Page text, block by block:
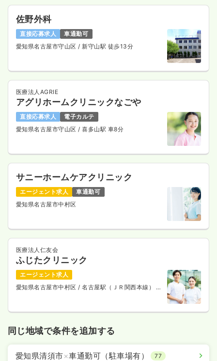
佐野外科
直接応募求人
車通勤可
愛知県名古屋市守山区/ 新守山駅 徒歩13分
医療法人AGRIE
アグリホームクリニックなごや
直接応募求人
電子カルテ
愛知県名古屋市守山区/ 喜多山駅 車8分
サニーホームケアクリニック
エージェント求人
車通勤可
愛知県名古屋市中村区
医療法人仁友会
ふじたクリニック
エージェント求人
愛知県名古屋市中村区/ 名古屋駅（ＪＲ関西本線） 徒
同じ地域で条件を追加する
愛知県清須市×車通勤可（駐車場有） 77